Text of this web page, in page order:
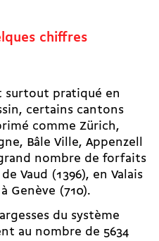
chiffres
surtout pratiqué en
certains cantons
comme Zürich,
Bâle Ville, Appenzell
nombre de forfaits
Vaud (1396), en Valais
Genève (710).
du système
au nombre de 5634